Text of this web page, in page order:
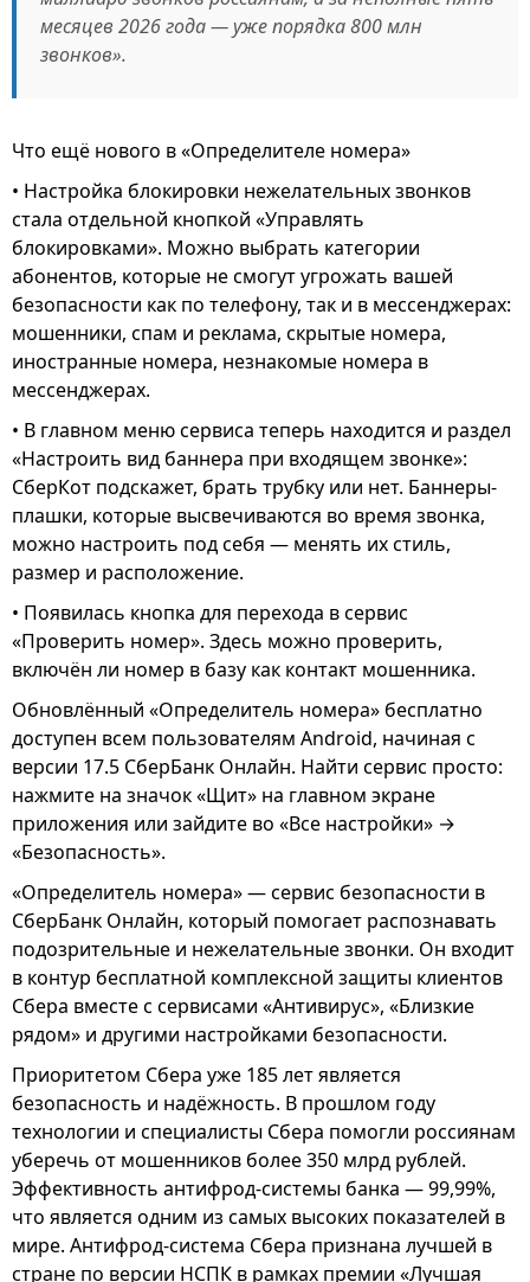
месяцев 2026 года — уже порядка 800 млн
звонков».
Что ещё нового в «Определителе номера»
• Настройка блокировки нежелательных звонков
стала отдельной кнопкой «Управлять
блокировками». Можно выбрать категории
абонентов, которые не смогут угрожать вашей
безопасности как по телефону, так и в мессенджерах:
мошенники, спам и реклама, скрытые номера,
иностранные номера, незнакомые номера в
мессенджерах.
• В главном меню сервиса теперь находится и раздел
«Настроить вид баннера при входящем звонке»:
СберКот подскажет, брать трубку или нет. Баннеры-
плашки, которые высвечиваются во время звонка,
можно настроить под себя — менять их стиль,
размер и расположение.
• Появилась кнопка для перехода в сервис
«Проверить номер». Здесь можно проверить,
включён ли номер в базу как контакт мошенника.
Обновлённый «Определитель номера» бесплатно
доступен всем пользователям Android, начиная с
версии 17.5 СберБанк Онлайн. Найти сервис просто:
нажмите на значок «Щит» на главном экране
приложения или зайдите во «Все настройки» →
«Безопасность».
«Определитель номера» — сервис безопасности в
СберБанк Онлайн, который помогает распознавать
подозрительные и нежелательные звонки. Он входит
в контур бесплатной комплексной защиты клиентов
Сбера вместе с сервисами «Антивирус», «Близкие
рядом» и другими настройками безопасности.
Приоритетом Сбера уже 185 лет является
безопасность и надёжность. В прошлом году
технологии и специалисты Сбера помогли россиянам
уберечь от мошенников более 350 млрд рублей.
Эффективность антифрод-системы банка ― 99,99%,
что является одним из самых высоких показателей в
мире. Антифрод-система Сбера признана лучшей в
стране по версии НСПК в рамках премии «Лучшая